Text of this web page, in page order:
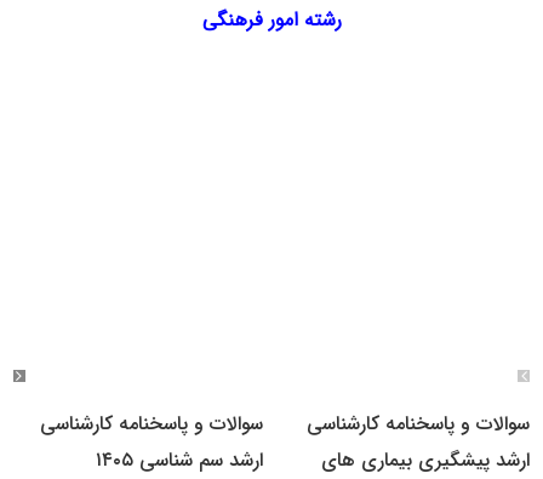
رشته امور فرهنگی
سوالات و پاسخنامه کارشناسی
ارشد پیشگیری بیماری های
سوالات و پاسخنامه کارشناسی
ارشد سم شناسی ۱۴۰۵